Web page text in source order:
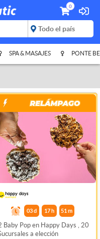
0
SPA & MASAJES PONTE
03 d 17 h 51 m
Baby Pop en Happy Days , 20
a elección